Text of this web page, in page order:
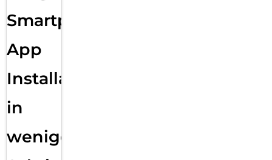
Smartphone
App
Installation
in
wenigen